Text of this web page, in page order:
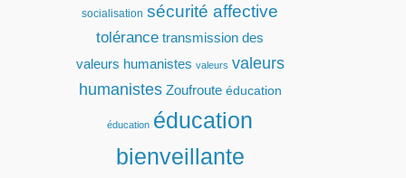
socialisation sécurité affective
tolérance transmission des
valeurs humanistes valeurs valeurs
humanistes Zoufroute éducation
éducation éducation
bienveillante